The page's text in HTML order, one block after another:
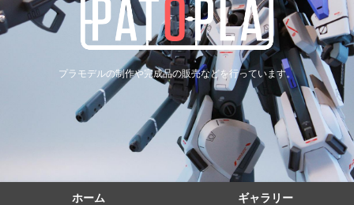
プラモデルの制作や完成品の販売などを行っています。
ホーム ギャラリー